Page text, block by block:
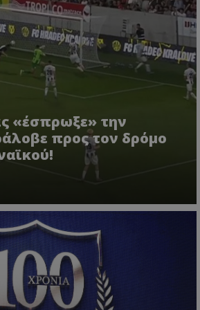
«έσπρωξε» την
προς τον δρόμο